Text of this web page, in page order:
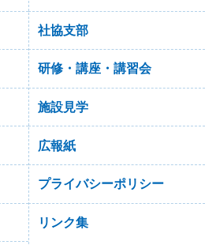
社協支部
研修・講座・講習会
施設見学
広報紙
プライバシーポリシー
リンク集